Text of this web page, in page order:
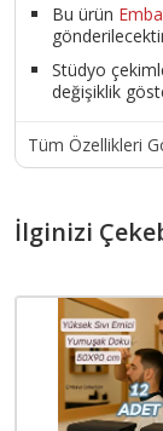
Bu ürün
Stüdyo
değişiklik
Tüm Özellikleri
İlginizi